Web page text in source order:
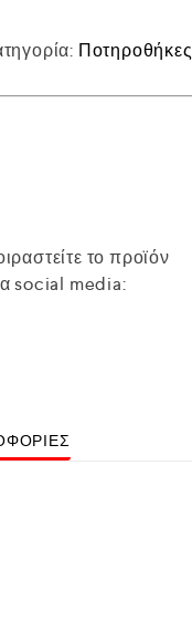
Ποτηροθήκες
το προϊόν
social media: